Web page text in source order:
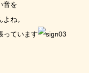
音を
ね。
っています